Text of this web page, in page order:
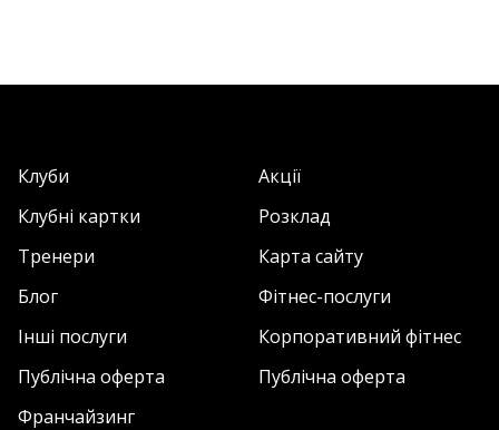
Клуби
Акції
Клубні картки
Розклад
Тренери
Карта сайту
Блог
Фітнес-послуги
Інші послуги
Корпоративний фітнес
Публічна оферта
Публічна оферта
Франчайзинг